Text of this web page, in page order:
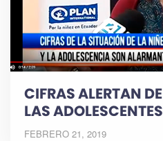
CIFRAS ALERTAN
LAS
FEBRERO 21, 2019